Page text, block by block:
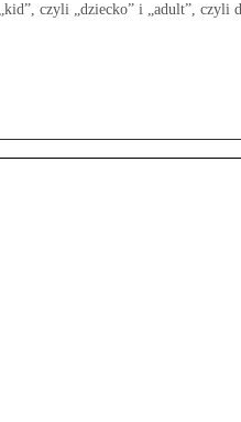
czyli „dziecko” i „adult”, czyli